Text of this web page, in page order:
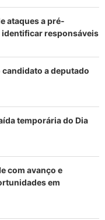
ataques a pré-
identificar responsáveis
a deputado
temporária do Dia
com avanço e
em